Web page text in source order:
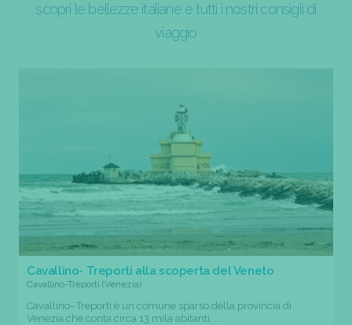
scopri le bellezze italiane e tutti i nostri consigli di
viaggio
Cavallino- Treporti alla scoperta del Veneto
Cavallino-Treporti (Venezia)
Cavallino- Treporti è un comune sparso della provincia di
Venezia che conta circa 13 mila abitanti....